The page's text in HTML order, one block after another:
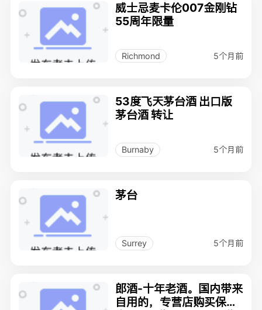
威士忌麦卡伦007金刚钻
55周年限量
Richmond 5个月前
53度飞天茅台酒 出口版
茅台酒 转让
Burnaby 5个月前
茅台
Surrey 5个月前
郎酒-十年老酒。国内带来
自用的，专营店购买保证